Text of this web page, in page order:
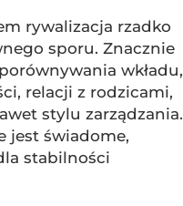
rywalizacja rzadko
sporu. Znacznie
wkładu,
relacji z rodzicami,
stylu zarządzania.
jest świadome,
stabilności